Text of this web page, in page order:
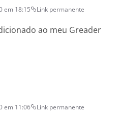
em 18:15 Link permanente
ao meu Greader
em 11:06 Link permanente